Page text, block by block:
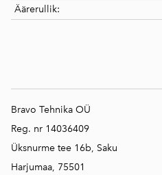
Äärerullik:
Bravo Tehnika OÜ
Reg. nr 14036409
Üksnurme tee 16b, Saku
Harjumaa, 75501